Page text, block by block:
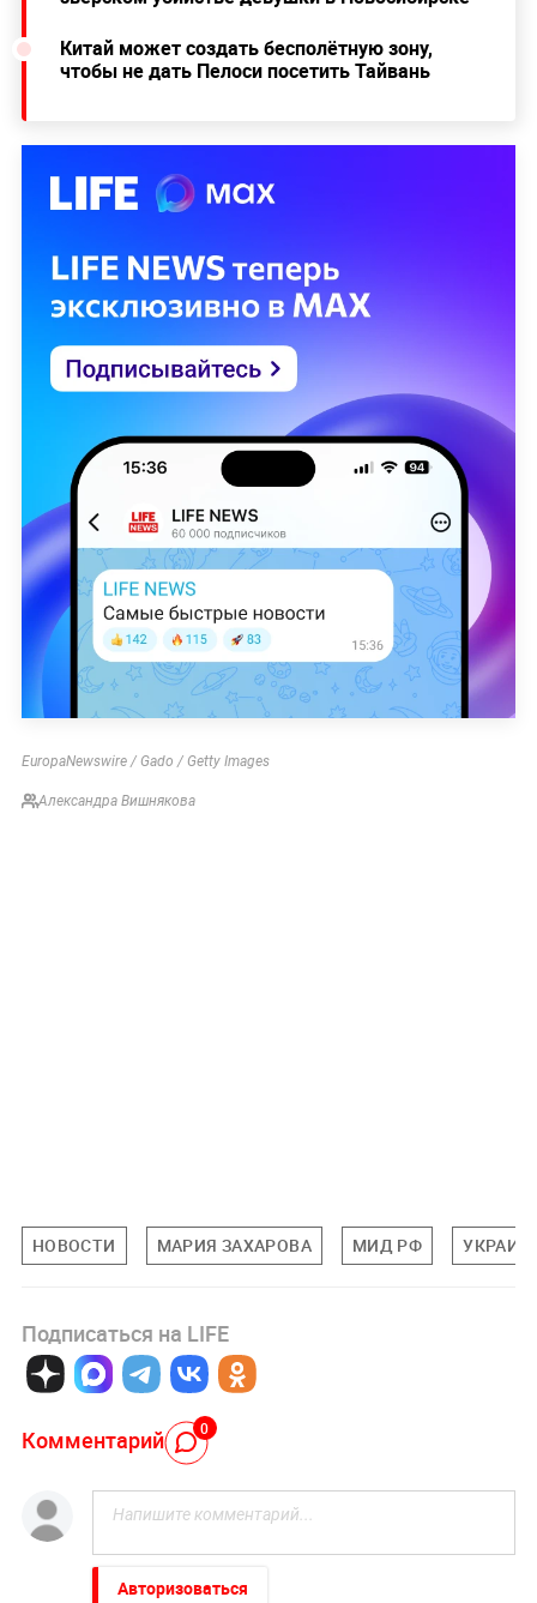
Китай может создать бесполётную зону,
чтобы не дать Пелоси посетить Тайвань
EuropaNewswire / Gado / Getty Images
Александра Вишнякова
НОВОСТИ МАРИЯ ЗАХАРОВА МИД РФ
Подписаться на LIFE
Комментарий 0
Авторизоваться